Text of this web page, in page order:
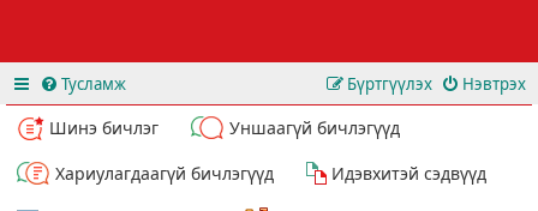
Тусламж Нэвтрэх
Бүртгүүлэх
Шинэ бичлэг
Уншаагүй бичлэгүүд
Хариулагдаагүй бичлэгүүд
Идэвхитэй сэдвүүд